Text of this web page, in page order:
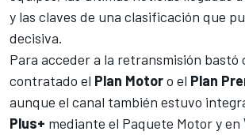
y las claves de una clasificación que
decisiva.
Para acceder a la retransmisión bastó
contratado el Plan Motoro el Plan
aunque el canal también estuvo
Plus+ mediante el Paquete Motor y en